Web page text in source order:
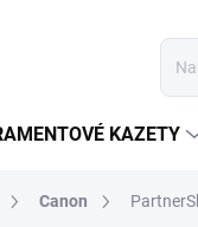
KAZETY
Canon